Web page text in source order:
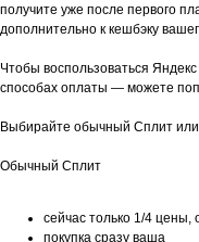
получите уже после первого
дополнительно к кешбэку
Чтобы воспользоваться
способах оплаты — можете
Выбирайте обычный Сплит
Обычный Сплит
сейчас только 1/4 цены,
покупка сразу ваша